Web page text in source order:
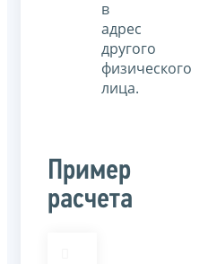
в
адрес
другого
физического
лица.
Пример
расчета